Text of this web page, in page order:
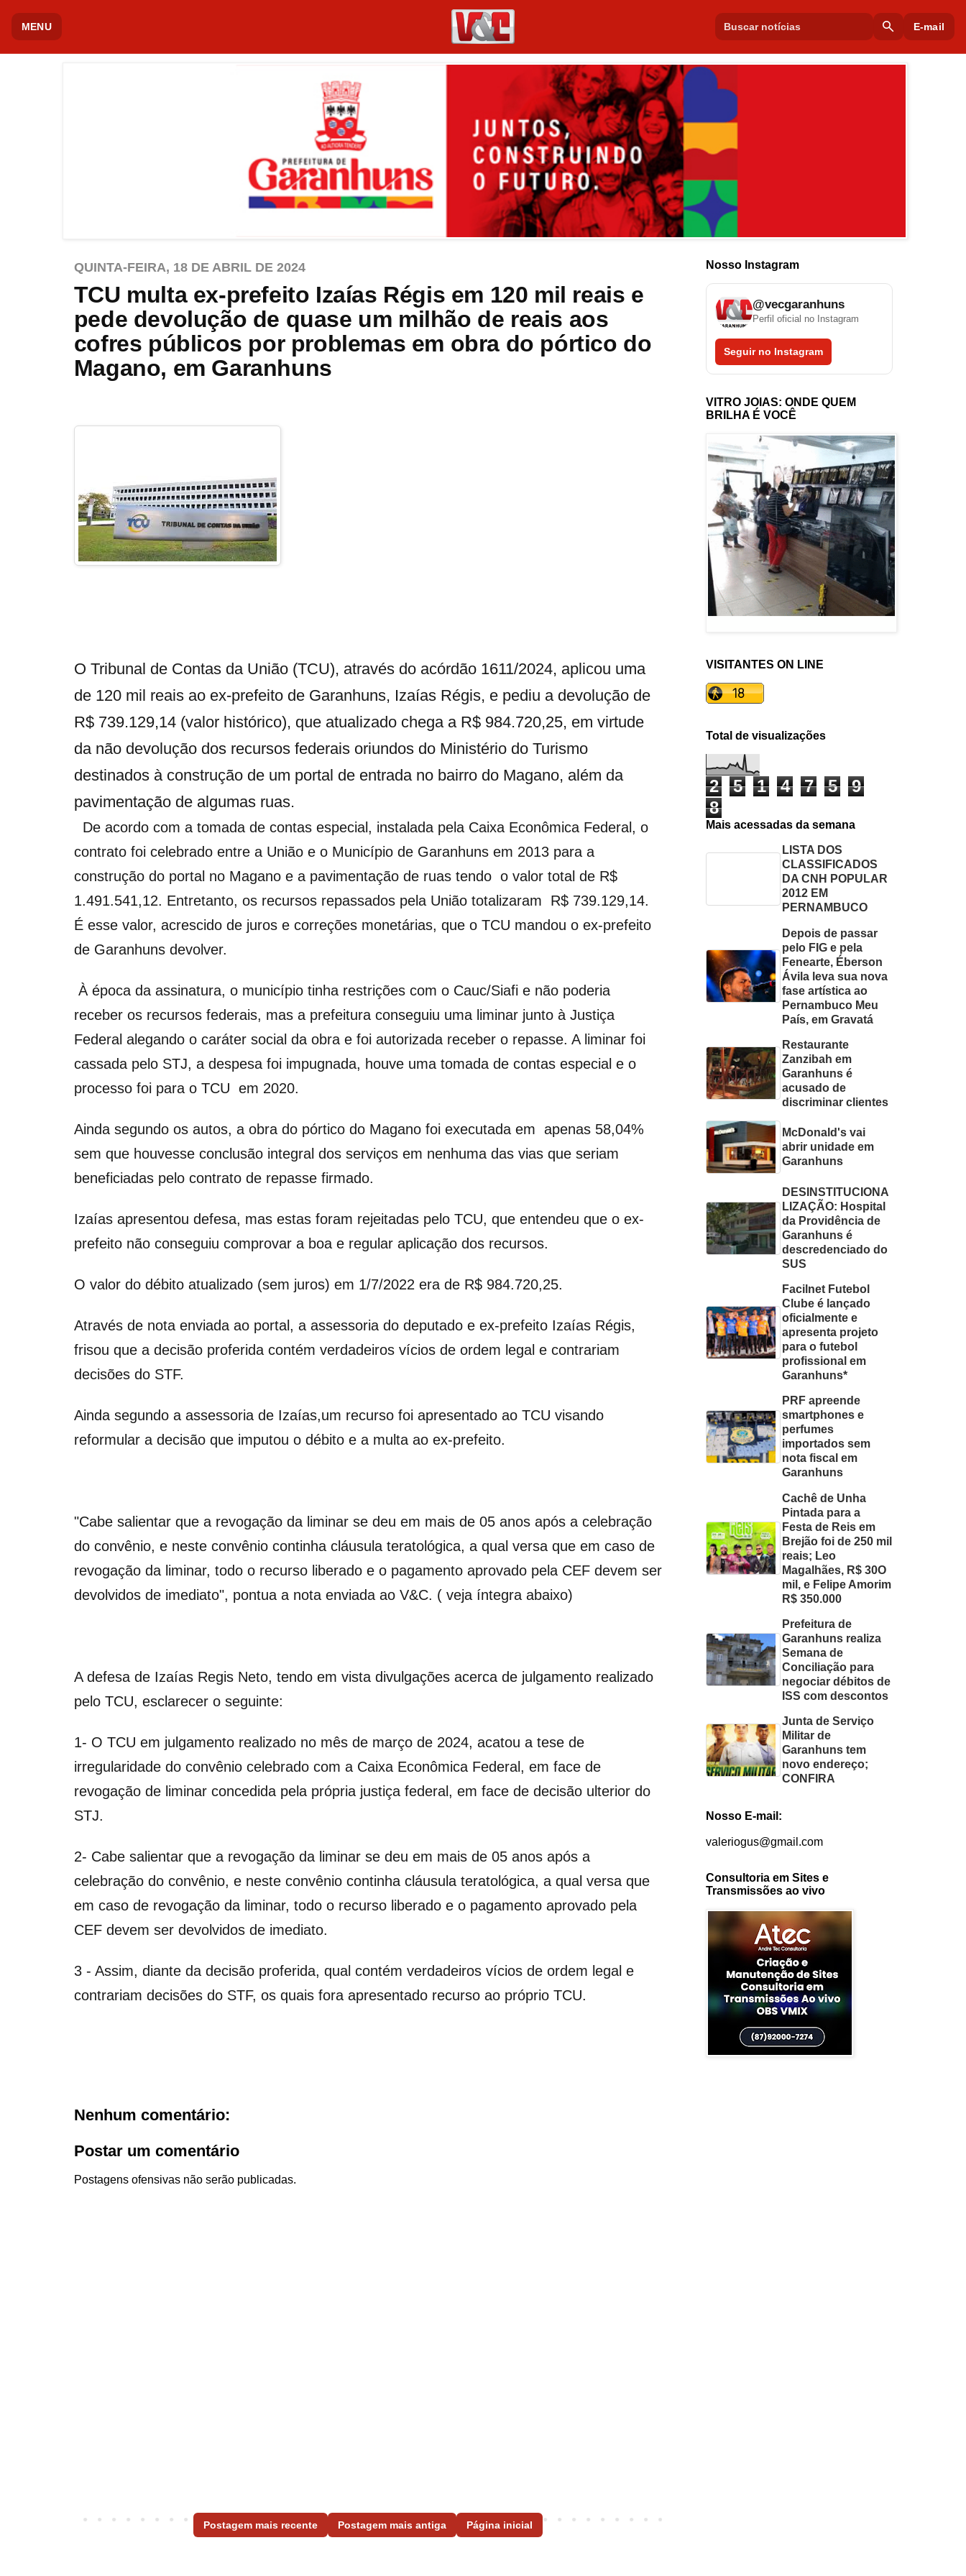
MENU search E-mail
QUINTA-FEIRA, 18 DE ABRIL DE 2024
TCU multa ex-prefeito Izaías Régis em 120 mil reais e
pede devolução de quase um milhão de reais aos
cofres públicos por problemas em obra do pórtico do
Magano, em Garanhuns
O Tribunal de Contas da União (TCU), através do acórdão 1611/2024, aplicou uma
de 120 mil reais ao ex-prefeito de Garanhuns, Izaías Régis, e pediu a devolução de
R$ 739.129,14 (valor histórico), que atualizado chega a R$ 984.720,25, em virtude
da não devolução dos recursos federais oriundos do Ministério do Turismo
destinados à construção de um portal de entrada no bairro do Magano, além da
pavimentação de algumas ruas.
De acordo com a tomada de contas especial, instalada pela Caixa Econômica Federal, o
contrato foi celebrado entre a União e o Município de Garanhuns em 2013 para a
construção do portal no Magano e a pavimentação de ruas tendo o valor total de R$
1.491.541,12. Entretanto, os recursos repassados pela União totalizaram R$ 739.129,14.
É esse valor, acrescido de juros e correções monetárias, que o TCU mandou o ex-prefeito
de Garanhuns devolver.
À época da assinatura, o município tinha restrições com o Cauc/Siafi e não poderia
receber os recursos federais, mas a prefeitura conseguiu uma liminar junto à Justiça
Federal alegando o caráter social da obra e foi autorizada receber o repasse. A liminar foi
cassada pelo STJ, a despesa foi impugnada, houve uma tomada de contas especial e o
processo foi para o TCU em 2020.
Ainda segundo os autos, a obra do pórtico do Magano foi executada em apenas 58,04%
sem que houvesse conclusão integral dos serviços em nenhuma das vias que seriam
beneficiadas pelo contrato de repasse firmado.
Izaías apresentou defesa, mas estas foram rejeitadas pelo TCU, que entendeu que o ex-
prefeito não conseguiu comprovar a boa e regular aplicação dos recursos.
O valor do débito atualizado (sem juros) em 1/7/2022 era de R$ 984.720,25.
Através de nota enviada ao portal, a assessoria do deputado e ex-prefeito Izaías Régis,
frisou que a decisão proferida contém verdadeiros vícios de ordem legal e contrariam
decisões do STF.
Ainda segundo a assessoria de Izaías,um recurso foi apresentado ao TCU visando
reformular a decisão que imputou o débito e a multa ao ex-prefeito.
"Cabe salientar que a revogação da liminar se deu em mais de 05 anos após a celebração
do convênio, e neste convênio continha cláusula teratológica, a qual versa que em caso de
revogação da liminar, todo o recurso liberado e o pagamento aprovado pela CEF devem ser
devolvidos de imediato", pontua a nota enviada ao V&C. ( veja íntegra abaixo)
A defesa de Izaías Regis Neto, tendo em vista divulgações acerca de julgamento realizado
pelo TCU, esclarecer o seguinte:
1- O TCU em julgamento realizado no mês de março de 2024, acatou a tese de
irregularidade do convênio celebrado com a Caixa Econômica Federal, em face de
revogação de liminar concedida pela própria justiça federal, em face de decisão ulterior do
STJ.
2- Cabe salientar que a revogação da liminar se deu em mais de 05 anos após a
celebração do convênio, e neste convênio continha cláusula teratológica, a qual versa que
em caso de revogação da liminar, todo o recurso liberado e o pagamento aprovado pela
CEF devem ser devolvidos de imediato.
3 - Assim, diante da decisão proferida, qual contém verdadeiros vícios de ordem legal e
contrariam decisões do STF, os quais fora apresentado recurso ao próprio TCU.
Nenhum comentário:
Postar um comentário
Postagens ofensivas não serão publicadas.
Postagem mais recente Postagem mais antiga Página inicial
Nosso Instagram
@vecgaranhuns
Perfil oficial no Instagram
Seguir no Instagram
VITRO JOIAS: ONDE QUEM
BRILHA É VOCÊ
VISITANTES ON LINE
Total de visualizações
2 5 1 4 7 5
9
8
Mais acessadas da semana
LISTA DOS
CLASSIFICADOS
DA CNH POPULAR
2012 EM
PERNAMBUCO
Depois de passar
pelo FIG e pela
Fenearte, Éberson
Ávila leva sua nova
fase artística ao
Pernambuco Meu
País, em Gravatá
Restaurante
Zanzibah em
Garanhuns é
acusado de
discriminar clientes
McDonald's vai
abrir unidade em
Garanhuns
DESINSTITUCIONA
LIZAÇÃO: Hospital
da Providência de
Garanhuns é
descredenciado do
SUS
Facilnet Futebol
Clube é lançado
oficialmente e
apresenta projeto
para o futebol
profissional em
Garanhuns*
PRF apreende
smartphones e
perfumes
importados sem
nota fiscal em
Garanhuns
Cachê de Unha
Pintada para a
Festa de Reis em
Brejão foi de 250 mil
reais; Leo
Magalhães, R$ 30O
mil, e Felipe Amorim
R$ 350.000
Prefeitura de
Garanhuns realiza
Semana de
Conciliação para
negociar débitos de
ISS com descontos
Junta de Serviço
Militar de
Garanhuns tem
novo endereço;
CONFIRA
Nosso E-mail:
valeriogus@gmail.com
Consultoria em Sites e
Transmissões ao vivo